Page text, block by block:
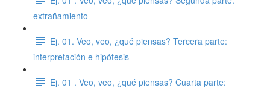
extrañamiento
Ej. 01. Veo, veo, ¿qué piensas? Tercera parte:
interpretación e hipótesis
Ej. 01 . Veo, veo, ¿qué piensas? Cuarta parte: